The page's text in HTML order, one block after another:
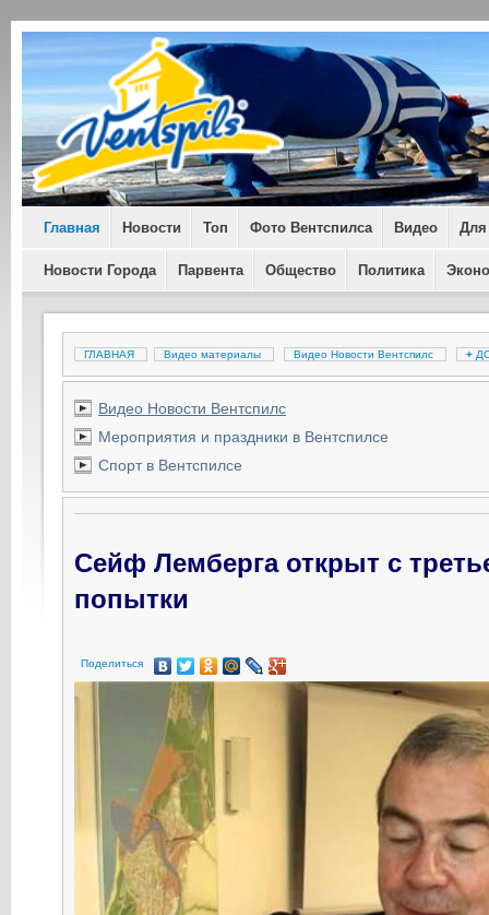
Главная Новости Топ Фото Вентспилса Видео Для
Новости Города Парвента Общество Политика
ГЛАВНАЯ Видео материалы Видео Новости Вентспилс +
Видео Новости Вентспилс
Мероприятия и праздники в Вентспилсе
Спорт в Вентспилсе
Сейф Лемберга открыт с
попытки
Поделиться